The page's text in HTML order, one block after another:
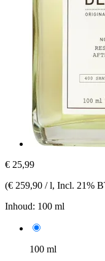
€ 25,99
(€ 259,90 / l, Incl. 21%
Inhoud: 100 ml
100 ml